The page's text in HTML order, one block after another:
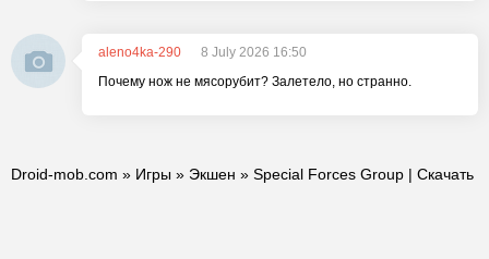
aleno4ka-290
8 July 2026 16:50
Почему нож не мясорубит? Залетело, но странно.
Droid-mob.com » Игры » Экшен » Special Forces Group | Скачать